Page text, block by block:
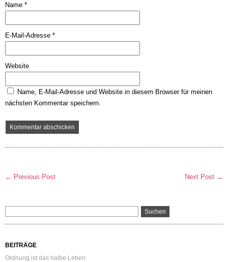
Name *
E-Mail-Adresse *
Website
Name, E-Mail-Adresse und Website in diesem Browser für meinen
nächsten Kommentar speichern.
← Previous Post Next Post →
BEITRÄGE
Ordnung ist das halbe Leben